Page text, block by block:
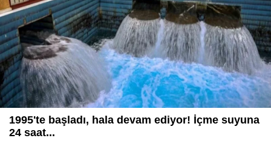
1995'te başladı, hala devam ediyor! İçme suyuna
24 saat...